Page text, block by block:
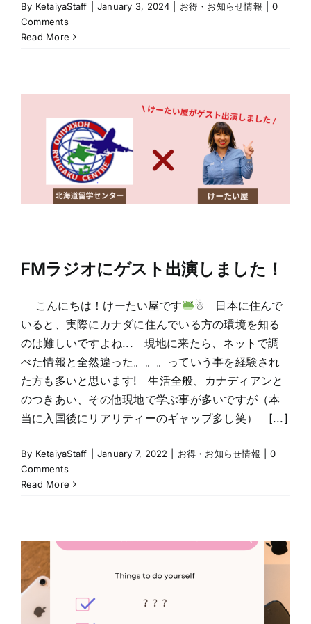
By KetaiyaStaff January 3, 2024 お得・お知らせ情報
0
Comments
Read More
FMラジオにゲスト出演しました！
こんにちは！けーたい屋です
☃ 日本に住んで
いると、実際にカナダに住んでいる方の環境を知る
のは難しいですよね... 現地に来たら、ネットで調
べた情報と全然違った。。。っていう事を経験され
た方も多いと思います! 生活全般、カナディアンと
のつきあい、その他現地で学ぶ事が多いですが（本
当に入国後にリアリティーのギャップ多し笑） [...]
By KetaiyaStaff January 7, 2022 お得・お知らせ情報
0
Comments
Read More